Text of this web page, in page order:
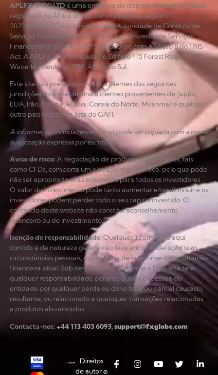
APLFX (PTY) LTD é uma empresa de responsabilidade limitada
registrada na África do Sul com número de registro
2021/804619/07 e autorizada pela Autoridade de Conduta de
Serviços Financeiros (FSCA) como um Provedor de Serviços
Financeiros (FSP), No. 52045, de acordo com a Seção 8 do FAIS
Act. A APLFX está registada no Edifício 1 15 Forest Road
Waverley Gauteng 2199, África do Sul.
Este site não prestará serviços a clientes das seguintes
jurisdições e não se destina a clientes provenientes de: Japão,
EUA, Irão, Europa, Rússia, Coreia do Norte, Myanmar e qualquer
outro país restrito na lista do GAFI.
A informação contida neste site só pode ser copiada com a nossa
autorização expressa por escrito.
Aviso de risco:A negociação de produtos alavancados, tais
como CFDs, comporta um elevado nível de risco, pelo que pode
não ser apropriada e/ou adequada para todos os investidores.
O valor do investimento pode tanto aumentar e/ou diminuir e os
investidores podem perder todo o seu capital investido. O
conteúdo deste website não constitui aconselhamento
financeiro ou de investimento.
Isenção de responsabilidade:Qualquer informação aqui
contida é de natureza geral e não leva em consideração suas
circunstâncias pessoais, experiência de investimento ou situação
financeira atual. Sob nenhuma circunstância a Empresa terá
qualquer responsabilidade perante qualquer pessoa ou
entidade por qualquer perda ou dano total ou parcial causado,
resultante, ou relacionado a quaisquer transações relacionadas
a produtos alavancados.
Contacta-nos:+44 113 403 6093,support@fxglobe.com
Direitos
de autor ©